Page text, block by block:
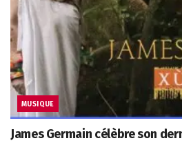
MUSIQUE
James Germain célèbre son